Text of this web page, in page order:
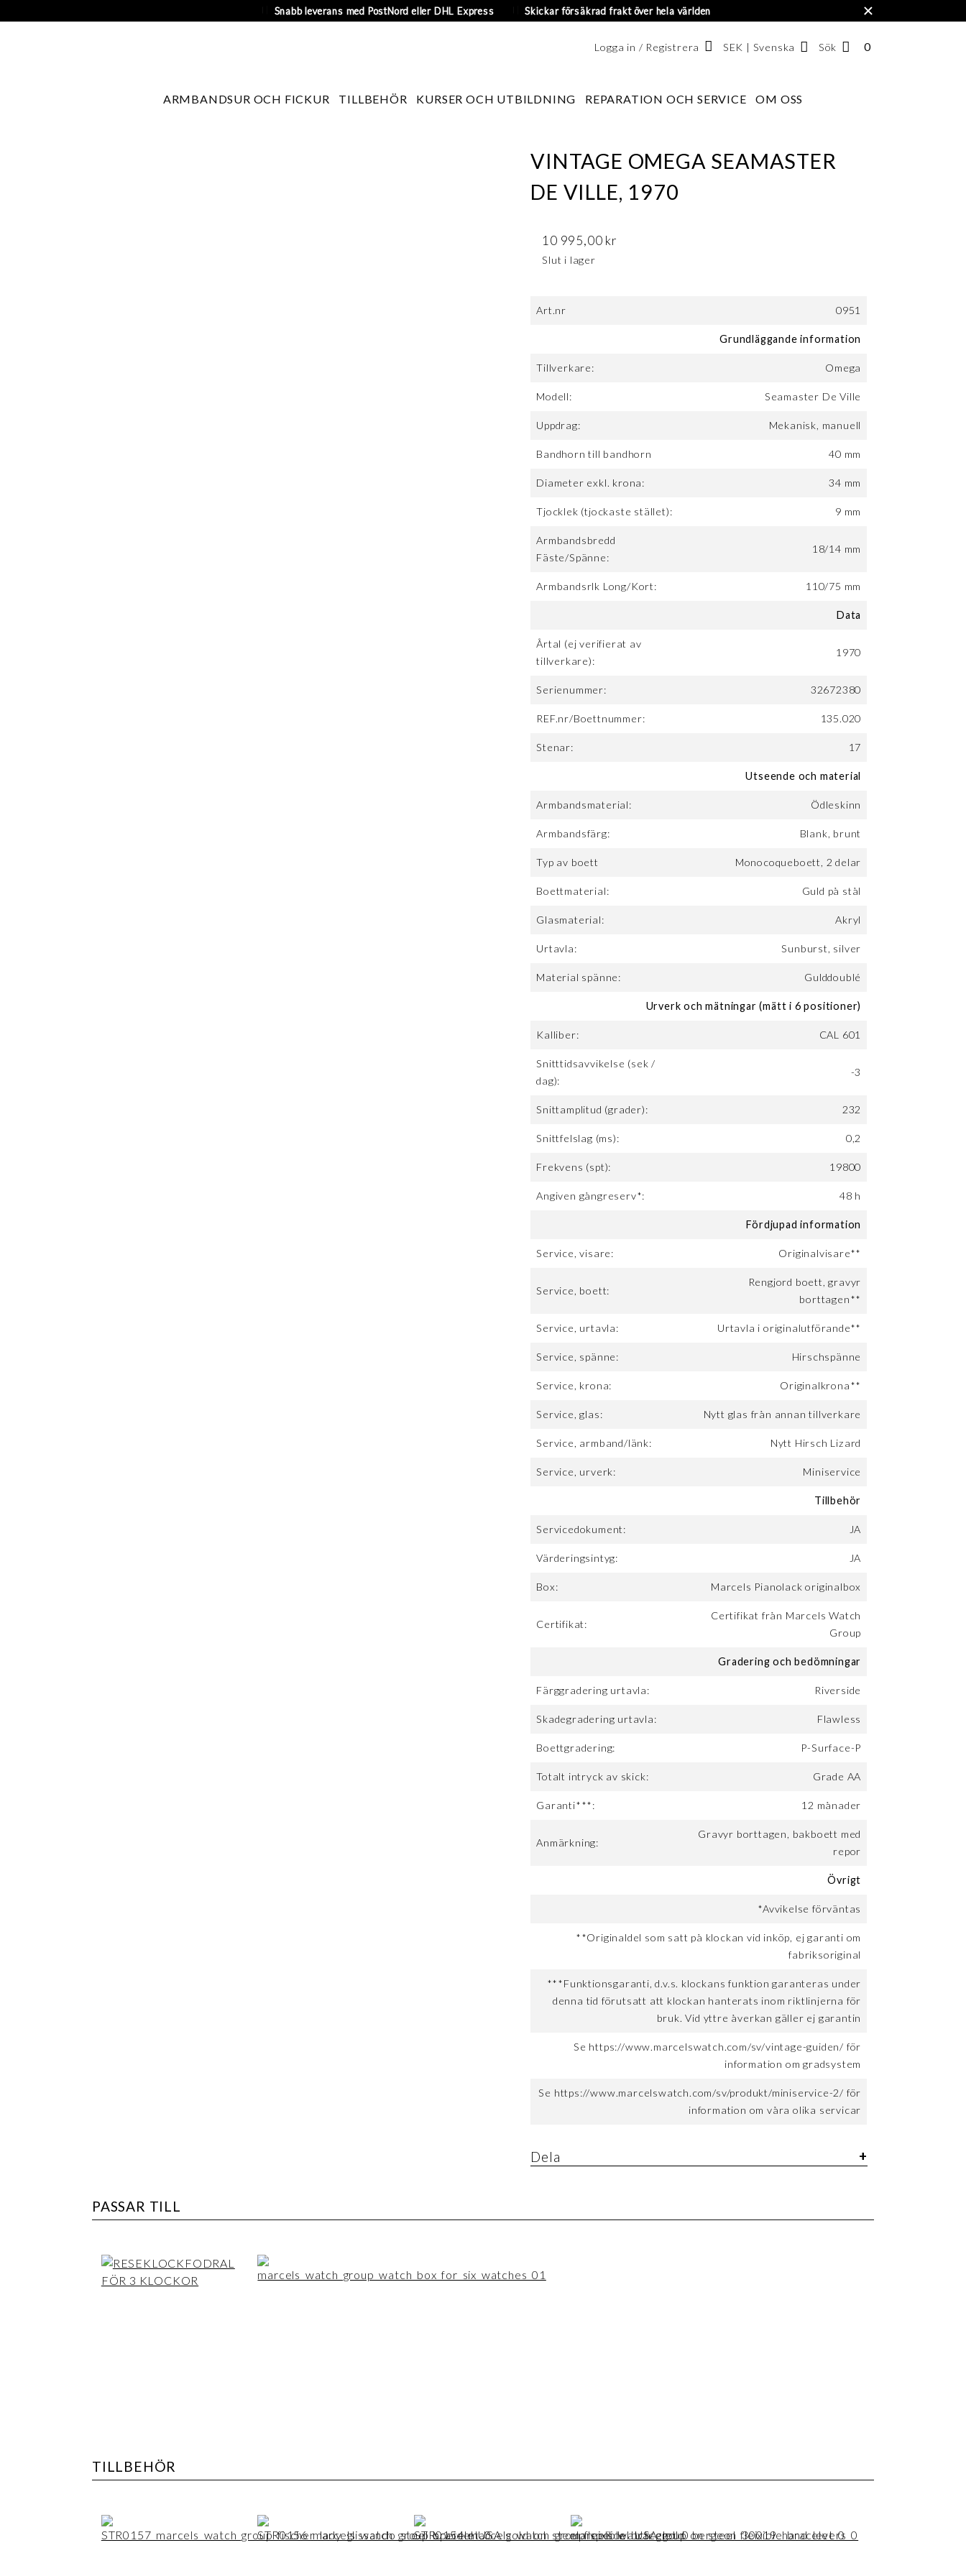
Snabb leverans med PostNord eller DHL Express Skickar försäkrad frakt över hela världen ×
ARMBANDSUR OCH FICKUR TILLBEHÖR KURSER OCH UTBILDNING REPARATION OCH SERVICE OM OSS
Logga in / Registrera SEK | Svenska
Svenska
Sök
ANTAL
0
VINTAGE OMEGA SEAMASTER
DE VILLE, 1970
10 995,00 kr
Slut i lager
Art.nr 0951
Grundläggande information
Tillverkare: Omega
Modell: Seamaster De Ville
Uppdrag: Mekanisk, manuell
Bandhorn till bandhorn 40 mm
Diameter exkl. krona: 34 mm
Tjocklek (tjockaste stället): 9 mm
Armbandsbredd
Fäste/Spänne:
18/14 mm
Armbandsrlk Long/Kort: 110/75 mm
Data
Årtal (ej verifierat av
tillverkare):
1970
Serienummer: 32672380
REF.nr/Boettnummer: 135.020
Stenar: 17
Utseende och material
Armbandsmaterial: Ödleskinn
Armbandsfärg: Blank, brunt
Typ av boett Monocoqueboett, 2 delar
Boettmaterial: Guld på stål
Glasmaterial: Akryl
Urtavla: Sunburst, silver
Material spänne: Gulddoublé
Urverk och mätningar (mätt i 6 positioner)
Kalliber: CAL 601
Snitttidsavvikelse (sek /
dag):
-3
Snittamplitud (grader): 232
Snittfelslag (ms): 0,2
Frekvens (spt): 19800
Angiven gångreserv*: 48 h
Fördjupad information
Service, visare: Originalvisare**
Service, boett:
Rengjord boett, gravyr
borttagen**
Service, urtavla: Urtavla i originalutförande**
Service, spänne: Hirschspänne
Service, krona: Originalkrona**
Service, glas: Nytt glas från annan tillverkare
Service, armband/länk: Nytt Hirsch Lizard
Service, urverk: Miniservice
Tillbehör
Servicedokument: JA
Värderingsintyg: JA
Box: Marcels Pianolack originalbox
Certifikat:
Certifikat från Marcels Watch
Group
Gradering och bedömningar
Färggradering urtavla: Riverside
Skadegradering urtavla: Flawless
Boettgradering: P-Surface-P
Totalt intryck av skick: Grade AA
Garanti***: 12 månader
Anmärkning:
Gravyr borttagen, bakboett med
repor
Övrigt
*Avvikelse förväntas
**Originaldel som satt på klockan vid inköp, ej garanti om
fabriksoriginal
***Funktionsgaranti, d.v.s. klockans funktion garanteras under
denna tid förutsatt att klockan hanterats inom riktlinjerna för
bruk. Vid yttre åverkan gäller ej garantin
Se https://www.marcelswatch.com/sv/vintage-guiden/ för
information om gradsystem
Se https://www.marcelswatch.com/sv/produkt/miniservice-2/ för
information om våra olika servicar
Dela
PASSAR TILL
TILLBEHÖR